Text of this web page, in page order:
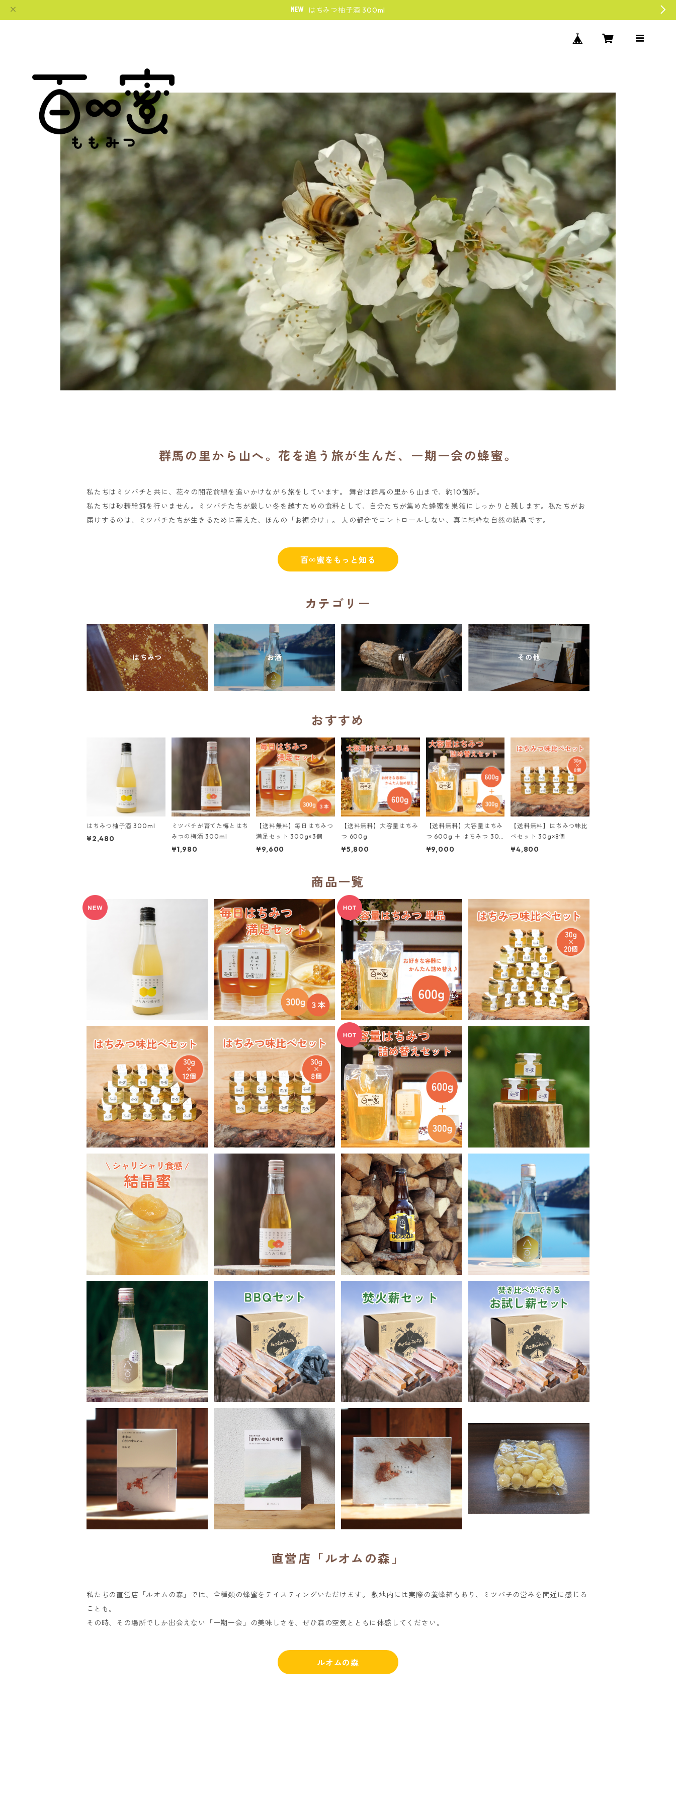
はちみつ柚子酒 300ml
群馬の里から山へ。花を追う旅が生んだ、一期一会の蜂蜜。
私たちはミツバチと共に、花々の開花前線を追いかけながら旅をしています。 舞台は群馬の里から山まで、約10箇所。
私たちは砂糖給餌を行いません。ミツバチたちが厳しい冬を越すための食料として、自分たちが集めた蜂蜜を巣箱にしっかりと残します。私たちがお
届けするのは、ミツバチたちが生きるために蓄えた、ほんの「お裾分け」。 人の都合でコントロールしない、真に純粋な自然の結晶です。
百∞蜜をもっと知る
カテゴリー
はちみつ お酒 薪 その他
おすすめ
はちみつ柚子酒 300ml
¥2,480
ミツバチが育てた梅とはち
みつの梅酒 300ml
¥1,980
【送料無料】毎日はちみつ
満足セット 300g×3個
¥9,600
【送料無料】大容量はちみ
つ 600g
¥5,800
【送料無料】大容量はちみ
つ 600g ＋ はちみつ 300
g 詰め替えセット
¥9,000
【送料無料】はちみつ味比
べセット 30g×8個
¥4,800
商品一覧
はちみつ柚子酒 300ml
¥2,480
【送料無料】毎日はちみつ 満
足セット 300g×3個
¥9,600
【送料無料】大容量はちみつ 6
00g
¥5,800
【送料無料・さらにお得】はち
みつ味比べセット 30g×20個
¥9,800
【送料無料・お得】はちみつ味
比べセット 30g×12個
¥6,500
【送料無料】はちみつ味比べセ
ット 30g×8個
¥4,800
【送料無料】大容量はちみつ 6
00g ＋ はちみつ 300g 詰め替
えセット
¥9,000
【ギフト用】はちみつ 30g×3
個 箱入り
¥1,800
結晶蜜 160g
¥1,900
SOLD OUT
ミツバチが育てた梅とはちみつ
の梅酒 300ml
¥1,980
【3本セット】はちみつビール
Beeear（ビーアー）
¥2,310
八百 YAO
¥2,695
八百 YAO【生蜂蜜酒 Ver.】
¥2,695
SOLD OUT
【送料無料】薪&炭 キャンプB
BQ満喫セット（14kg 120サイ
ズ）
¥4,800
【送料無料】薪 焚火満喫セッ
ト（15kg 120サイズ）
¥4,600
【送料無料】薪 焚き比べお試
し薪セット（16kg 120サイ
ズ）
¥4,700
コンセプトブック「The futur
e is in nature. 未来は自然の
中にある。」
¥1,980
地域主体方法論「きれいな心」
の時代 地域に根差した“新産
業”創出に向けたプロセス
きたもっく「気風」と「流儀」
¥1,100
蜜蝋 150g
¥1,100
SOLD OUT
直営店「ルオムの森」
私たちの直営店「ルオムの森」では、全種類の蜂蜜をテイスティングいただけます。 敷地内には実際の養蜂箱もあり、ミツバチの営みを間近に感じる
ことも。
その時、その場所でしか出会えない「一期一会」の美味しさを、ぜひ森の空気とともに体感してください。
ルオムの森